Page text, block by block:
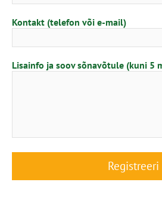
Kontakt (telefon või e-mail)
Lisainfo ja soov sõnavõtule (kuni 5